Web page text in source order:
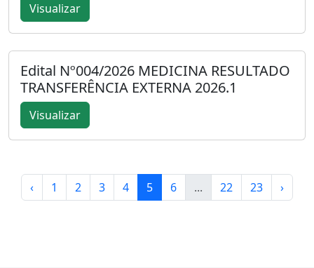
Visualizar
Edital Nº004/2026 MEDICINA RESULTADO
TRANSFERÊNCIA EXTERNA 2026.1
Visualizar
‹ 1 2 3 4 5 6 ... 22 23 ›